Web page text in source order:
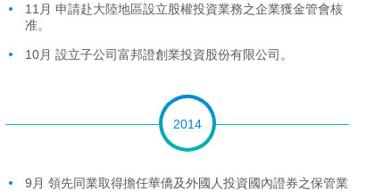
11月 申請赴大陸地區設立股權投資業務之企業獲金管會核
准。
10月 設立子公司富邦證創業投資股份有限公司。
2014
9月 領先同業取得擔任華僑及外國人投資國內證券之保管業